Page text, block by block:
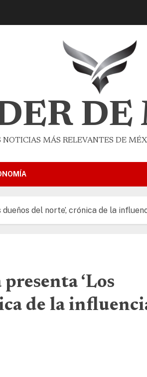
NOTICIAS MÁS RELEVANTES DE
dueños del norte’, crónica de la
‘Los
de la